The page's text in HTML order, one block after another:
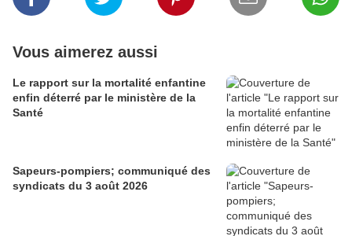
Vous aimerez aussi
Le rapport sur la mortalité enfantine
enfin déterré par le ministère de la
Santé
Sapeurs-pompiers; communiqué des
syndicats du 3 août 2026